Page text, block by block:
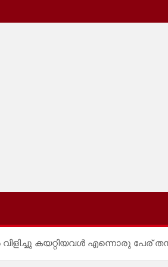
കയറ്റിയവൾ എന്നൊരു പേര്